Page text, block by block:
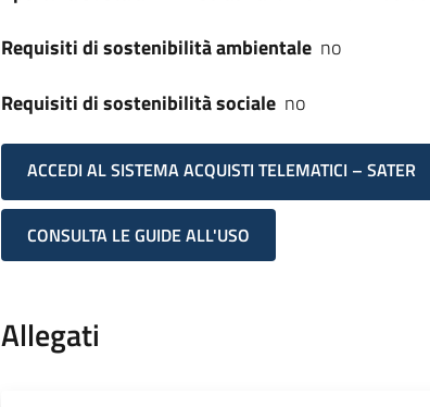
Requisiti di sostenibilità ambientale no
Requisiti di sostenibilità sociale no
ACCEDI AL SISTEMA ACQUISTI TELEMATICI – SATER
CONSULTA LE GUIDE ALL'USO
Allegati